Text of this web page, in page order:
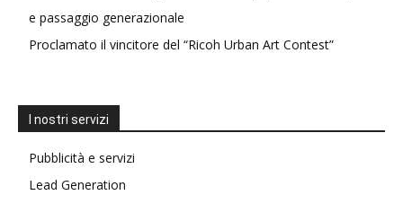
e passaggio generazionale
Proclamato il vincitore del “Ricoh Urban Art Contest”
I nostri servizi
Pubblicità e servizi
Lead Generation